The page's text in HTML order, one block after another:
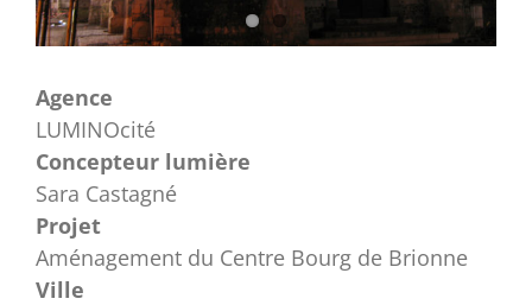
Agence
LUMINOcité
Concepteur lumière
Sara Castagné
Projet
Aménagement du Centre Bourg de Brionne
Ville